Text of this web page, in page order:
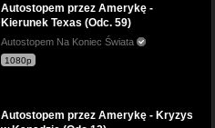
Autostopem przez Amerykę -
Kierunek Texas (Odc. 59)
Autostopem Na Koniec Świata
1080p
Autostopem przez Amerykę - Kryzys